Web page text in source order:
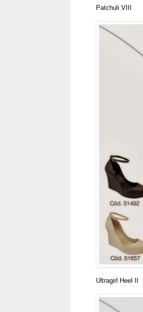
Patchuli VIII
Ultragirl Heel II